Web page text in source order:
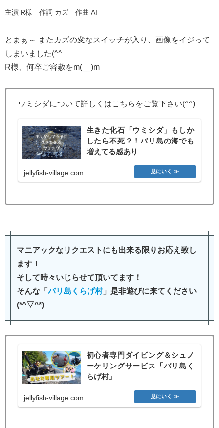
主演 R様 作詞 カズ 作曲 AI
とまぁ～ またカズの変なスイッチが入り、画像をイジって
しまいました(^^ゞ
R様、何卒ご容赦をm(__)m
ウミシダについて詳しくはこちらをご覧下さい(^^)
生きた化石「ウミシダ」もしか
したら不死？！バリ島の海でも
増えてる感あり
jellyfish-village.com
マニアックなリクエストにも出来る限りお応え致し
ます！
そして時々いじらせて頂いてます！
そんな「バリ島くらげ村」是非遊びに来てください
(*^▽^*)
初心者専門ダイビング＆シュノ
ーケリングサービス「バリ島く
らげ村」
jellyfish-village.com